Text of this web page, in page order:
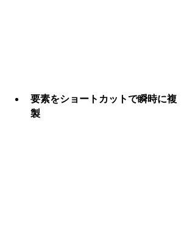
要素をショートカットで瞬時に複
製